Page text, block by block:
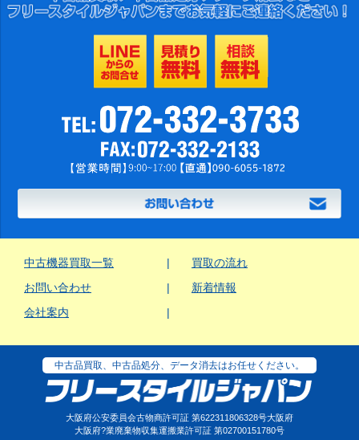
中古機器買取一覧
買取の流れ
お問い合わせ
新着情報
会社案内
中古品買取、中古品処分、データ消去はお任せください。
大阪府公安委員会古物商許可証 第622311806328号大阪府
大阪府?業廃棄物収集運搬業許可証 第02700151780号